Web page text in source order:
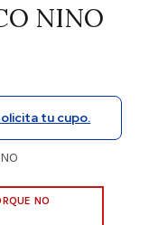
NINO
tu cupo.
NO